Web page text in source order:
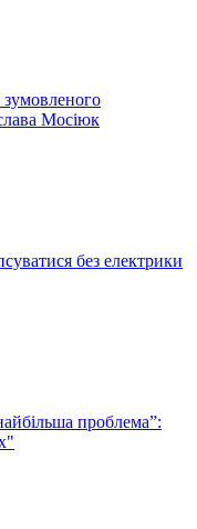
Мосіюк
без електрики
проблема”: